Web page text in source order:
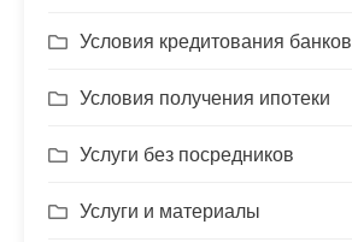
Условия кредитования банков
Условия получения ипотеки
Услуги без посредников
Услуги и материалы